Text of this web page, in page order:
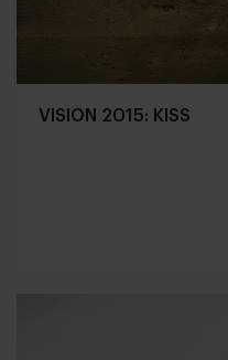
VISION 2015: KISS